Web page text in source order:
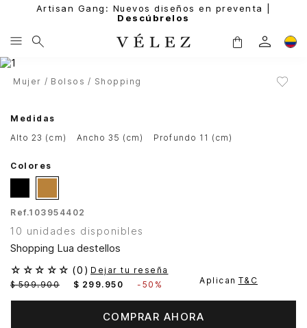
Artisan Gang: Nuevos diseños en preventa |
Descúbrelos
Mujer Bolsos Shopping
Medidas
alto 23 (cm)
ancho 35 (cm) profundo 11 (cm)
Colores
Ref.103954402
10 unidades disponibles
Shopping Lua destellos
☆ ☆ ☆ ☆ ☆ (0 ) Dejar tu reseña
$ 599.900 $ 299. 950 - 50% Aplican T&C
COMPRAR AHORA